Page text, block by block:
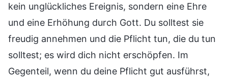
kein unglückliches Ereignis, sondern eine Ehre
und eine Erhöhung durch Gott. Du solltest sie
freudig annehmen und die Pflicht tun, die du tun
solltest; es wird dich nicht erschöpfen. Im
Gegenteil, wenn du deine Pflicht gut ausführst,